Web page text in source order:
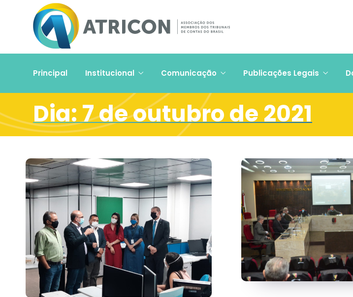
Principal Institucional Comunicação Publicações Legais
Dia:7 de outubro de 2021